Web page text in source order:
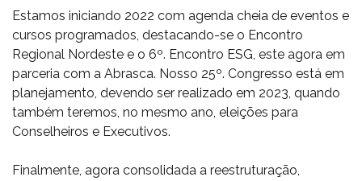
Estamos iniciando 2022 com agenda cheia de eventos e
cursos programados, destacando-se o Encontro
Regional Nordeste e o 6º. Encontro ESG, este agora em
parceria com a Abrasca. Nosso 25º. Congresso está em
planejamento, devendo ser realizado em 2023, quando
também teremos, no mesmo ano, eleições para
Conselheiros e Executivos.
Finalmente, agora consolidada a reestruturação,